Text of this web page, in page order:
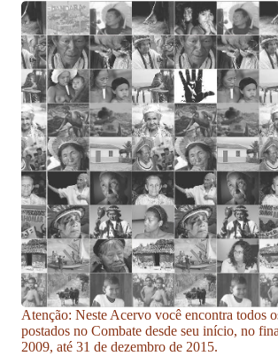
Atenção: Neste Acervo você encontra todos
postados no Combate desde seu início, no
2009, até 31 de dezembro de 2015.